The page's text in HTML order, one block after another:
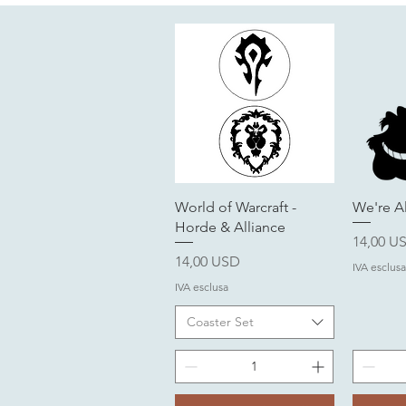
Vista rapida
World of Warcraft -
Horde & Alliance
Prezzo
14,00 USD
IVA esclusa
Coaster Set
We're
Prezzo
14,00
IVA esclusa